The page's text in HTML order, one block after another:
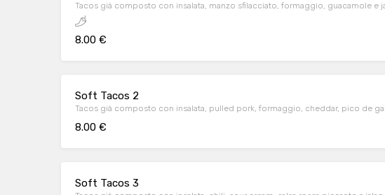
Tacos già composto con insalata, manzo sfilacciato, formaggio, guacamole e
8.00 €
Soft Tacos 2
Tacos già composto con insalata, pulled pork, formaggio, cheddar, pico de
8.00 €
Soft Tacos 3